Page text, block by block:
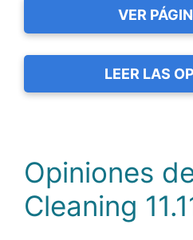
VER
LEER LAS
Opiniones
Cleaning